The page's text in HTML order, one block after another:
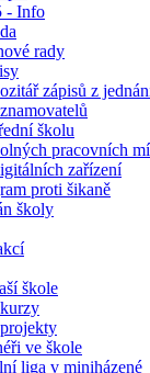
- Info
rady
zápisů z
školu
pracovních
zařízení
proti šikaně
školy
škole
ve škole
liga v miniházené